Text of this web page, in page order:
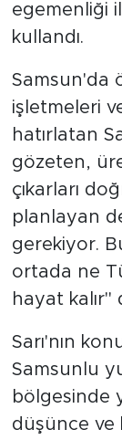
egemenliği
kullandı.
Samsun'da
işletmeleri
hatırlatan
gözeten,
çıkarları
planlayan
gerekiyor.
ortada ne
hayat kalır"
Sarı'nın
Samsunlu
bölgesinde
düşünce ve